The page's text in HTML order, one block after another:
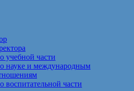
учебной части
науке и международным
воспитательной части